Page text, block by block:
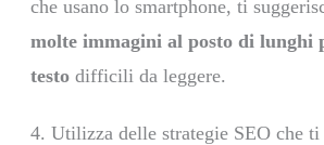
che usano lo smartphone, ti
molte immagini al posto di lunghi
testo difficili da leggere.
4. Utilizza delle strategie SEO che ti